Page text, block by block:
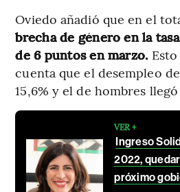
Oviedo añadió que en el
brecha de género en la
de 6 puntos en marzo.
cuenta que el desempleo
15,6% y el de hombres llegó
VER +
Ingreso
2022,
próximo